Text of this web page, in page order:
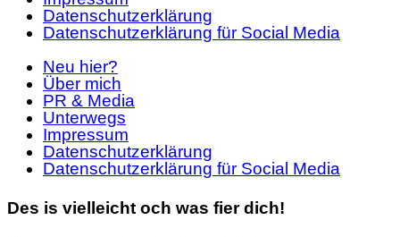
Datenschutzerklärung
Datenschutzerklärung für Social Media
Neu hier?
Über mich
PR & Media
Unterwegs
Impressum
Datenschutzerklärung
Datenschutzerklärung für Social Media
Des is vielleicht och was fier dich!